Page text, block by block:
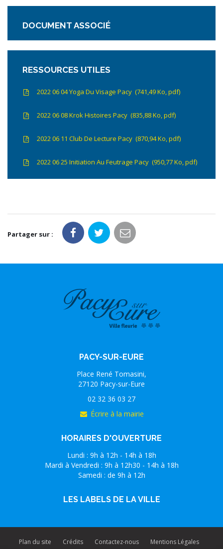
DOCUMENT ASSOCIÉ
RESSOURCES UTILES
2022 06 04 Yoga Du Visage Pacy 741,49Ko, pdf
2022 06 08 Krok Histoires Pacy 835,88Ko, pdf
2022 06 11 Club De Lecture Pacy 870,94Ko, pdf
2022 06 25 Initiation Au Feutrage Pacy 950,77Ko, pdf
Partager sur :
PACY-SUR-EURE
Place René Tomasini,
27120 Pacy-sur-Eure
02 32 36 03 27
Écrire à la mairie
HORAIRES D'OUVERTURE
Lundi : 9h à 12h - 14h à 18h
Mardi à Vendredi : 9h à 12h30 - 14h à 18h
Samedi : de 9h à 12h
LES LABELS DE LA VILLE
Plan du site Crédits Contactez-nous Mentions Légales